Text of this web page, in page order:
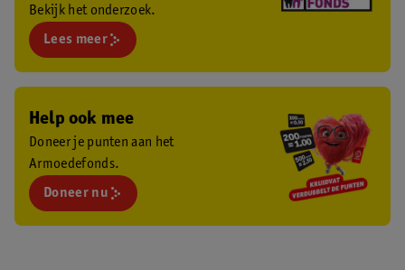
Bekijk het onderzoek.
Lees meer
Help ook mee
Doneer je punten aan het
Armoedefonds.
Doneer nu